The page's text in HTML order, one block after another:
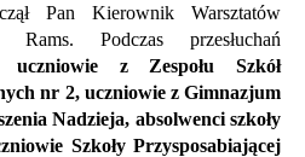
Pan Kierownik Warsztatów
Rams. Podczas przesłuchań
uczniowie z Zespołu Szkół
nr 2, uczniowie z Gimnazjum
Nadzieja, absolwenci szkoły
Szkoły Przysposabiającej